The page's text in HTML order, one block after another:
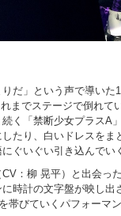
だ」という声で導いた
までステージで倒れて
く「禁断少女プラスA
たり、白いドレスを
ぐいぐい引き込んでい
：柳 晃平）と出会っ
時計の文字盤が映し
びていくパフォーマ